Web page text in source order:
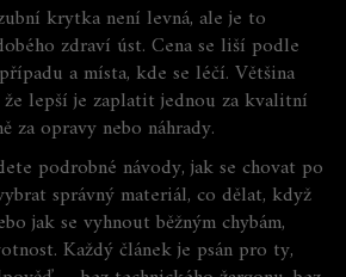
krytka není levná, ale je to
zdraví úst. Cena se liší podle
a místa, kde se léčí. Většina
lepší je zaplatit jednou za kvalitní
za opravy nebo náhrady.
podrobné návody, jak se chovat po
správný materiál, co dělat, když
jak se vyhnout běžným chybám,
Každý článek je psán pro ty,